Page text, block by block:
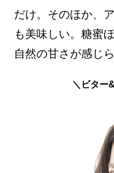
だけ。そのほか、
も美味しい。糖蜜
自然の甘さが感じら
＼ビター